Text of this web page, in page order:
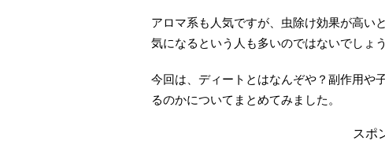
アロマ系も人気ですが、虫除け効果が高い
気になるという人も多いのではないでしょ
今回は、ディートとはなんぞや？副作用や
るのかについてまとめてみました。
スポ